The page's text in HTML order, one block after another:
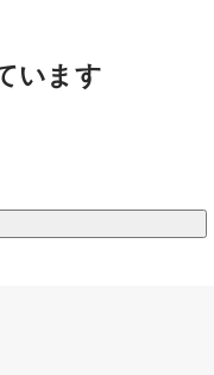
たします。
占販売権、ライセンス
所の設立登記等各種商
税法上の問題、及び、
います